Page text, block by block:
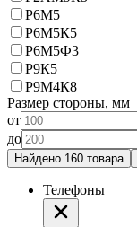
Р6М5
Р6М5К5
Р6М5Ф3
Р9К5
Р9М4К8
Размер стороны, мм
от
до
Найдено 160 товара
Телефоны